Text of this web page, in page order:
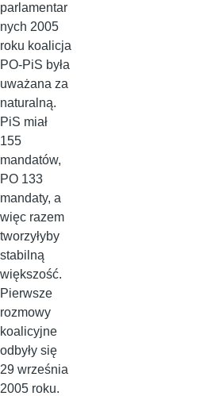
parlamentar
nych 2005
roku koalicja
PO-PiS była
uważana za
naturalną.
PiS miał
155
mandatów,
PO 133
mandaty, a
więc razem
tworzyłyby
stabilną
większość.
Pierwsze
rozmowy
koalicyjne
odbyły się
29 września
2005 roku.